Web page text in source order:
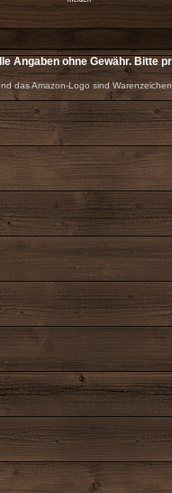
Angaben ohne Gewähr. Bitte
das Amazon-Logo sind